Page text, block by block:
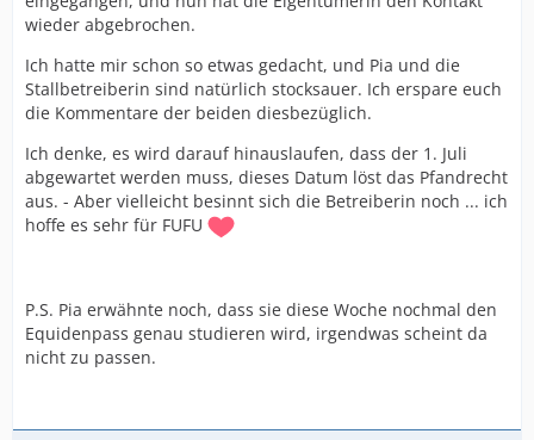
wieder abgebrochen.
Ich hatte mir schon so etwas gedacht, und Pia und die
Stallbetreiberin sind natürlich stocksauer. Ich erspare euch
die Kommentare der beiden diesbezüglich.
Ich denke, es wird darauf hinauslaufen, dass der 1. Juli
abgewartet werden muss, dieses Datum löst das Pfandrecht
aus. - Aber vielleicht besinnt sich die Betreiberin noch ... ich
hoffe es sehr für FUFU
P.S. Pia erwähnte noch, dass sie diese Woche nochmal den
Equidenpass genau studieren wird, irgendwas scheint da
nicht zu passen.